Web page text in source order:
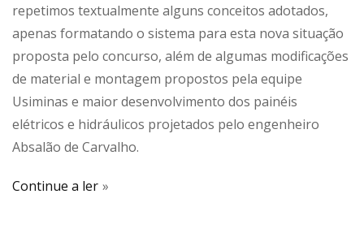
repetimos textualmente alguns conceitos adotados,
apenas formatando o sistema para esta nova situação
proposta pelo concurso, além de algumas modificações
de material e montagem propostos pela equipe
Usiminas e maior desenvolvimento dos painéis
elétricos e hidráulicos projetados pelo engenheiro
Absalão de Carvalho.
Continue a ler